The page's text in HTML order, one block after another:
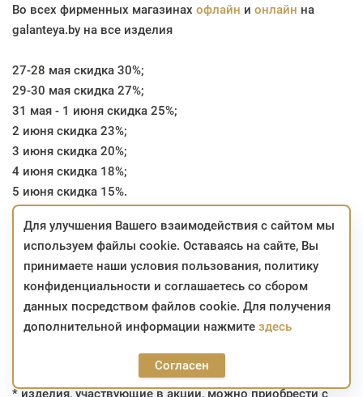
Во всех фирменных магазинах офлайн и онлайн на
galanteya.by на все изделия
27-28 мая скидка 30%;
29-30 мая скидка 27%;
31 мая - 1 июня скидка 25%;
2 июня скидка 23%;
3 июня скидка 20%;
4 июня скидка 18%;
5 июня скидка 15%.
Весь период акции действует скидка 15% надетскую,
школьную коллекцию,новинкии сопутствующие
товары.
Перейти к покупкам!
* скидка не суммируется с другими скидками;
* скидка не распространяется на уценённые изделия;
* изделия, участвующие в акции, можно приобрести с
Для улучшения Вашего взаимодействия с сайтом мы
используем файлы cookie. Оставаясь на сайте, Вы
принимаете наши условия пользования, политику
конфиденциальности и соглашаетесь со сбором
данных посредством файлов cookie. Для получения
дополнительной информации нажмите здесь
Согласен